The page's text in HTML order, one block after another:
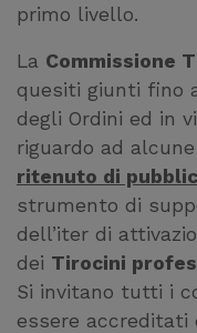
primo livello.
La Commissione
quesiti giunti fino
degli Ordini ed in
riguardo ad
ritenuto di
strumento di
dell’iter di
dei Tirocini
Si invitano tutti i
essere accreditati